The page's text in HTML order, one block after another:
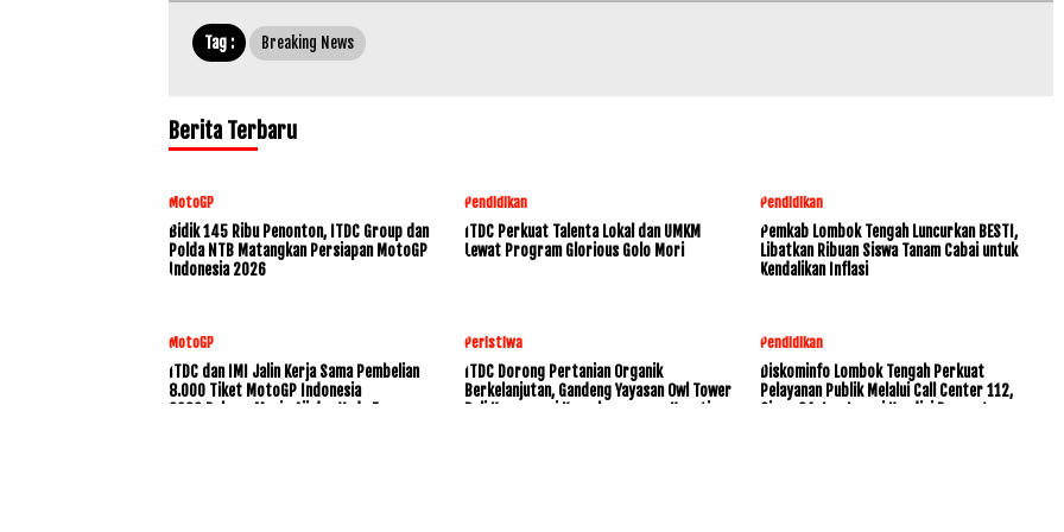
Tag : Breaking News
Berita Terbaru
MotoGP
Bidik 145 Ribu Penonton, ITDC Group dan
Polda NTB Matangkan Persiapan MotoGP
Indonesia 2026
Pendidikan
ITDC Perkuat Talenta Lokal dan UMKM
Lewat Program Glorious Golo Mori
Pendidikan
Pemkab Lombok Tengah Luncurkan BESTI,
Libatkan Ribuan Siswa Tanam Cabai untuk
Kendalikan Inflasi
MotoGP
ITDC dan IMI Jalin Kerja Sama Pembelian
8.000 Tiket MotoGP Indonesia
2026,Dukung Mario Aji dan Veda Ega
Peristiwa
ITDC Dorong Pertanian Organik
Berkelanjutan, Gandeng Yayasan Owl Tower
Bali Konservasi Keanekaragaman Hayati
Pendidikan
Diskominfo Lombok Tengah Perkuat
Pelayanan Publik Melalui Call Center 112,
Siaga 24 Jam Layani Kondisi Darurat